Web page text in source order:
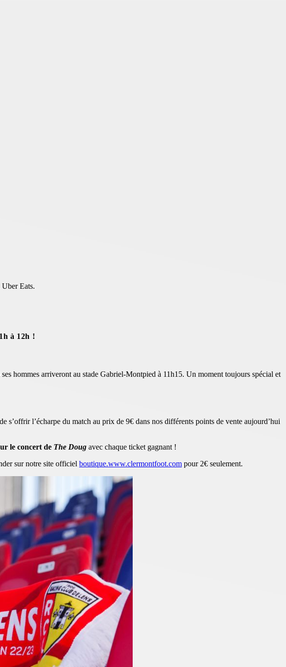
Eats.
à 12h !
ses hommes arriveront au stade Gabriel-Montpied à 11h15. Un moment toujours spécial et
s’offrir l’écharpe du match au prix de 9€ dans nos différents points de vente aujourd’hui
le concert de The Doug avec chaque ticket gagnant !
sur notre site officiel boutique.www.clermontfoot.com pour 2€ seulement.